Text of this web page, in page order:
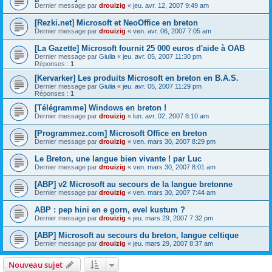
Dernier message par drouizig « jeu. avr. 12, 2007 9:49 am
[Rezki.net] Microsoft et NeoOffice en breton
Dernier message par drouizig « ven. avr. 06, 2007 7:05 am
[La Gazette] Microsoft fournit 25 000 euros d'aide à OAB
Dernier message par Giulia « jeu. avr. 05, 2007 11:30 pm
Réponses : 1
[Kervarker] Les produits Microsoft en breton en B.A.S.
Dernier message par Giulia « jeu. avr. 05, 2007 11:29 pm
Réponses : 1
[Télégramme] Windows en breton !
Dernier message par drouizig « lun. avr. 02, 2007 8:10 am
[Programmez.com] Microsoft Office en breton
Dernier message par drouizig « ven. mars 30, 2007 8:29 pm
Le Breton, une langue bien vivante ! par Luc
Dernier message par drouizig « ven. mars 30, 2007 8:01 am
[ABP] v2 Microsoft au secours de la langue bretonne
Dernier message par drouizig « ven. mars 30, 2007 7:44 am
ABP : pep hini en e gorn, evel kustum ?
Dernier message par drouizig « jeu. mars 29, 2007 7:32 pm
[ABP] Microsoft au secours du breton, langue celtique
Dernier message par drouizig « jeu. mars 29, 2007 8:37 am
Nouveau sujet